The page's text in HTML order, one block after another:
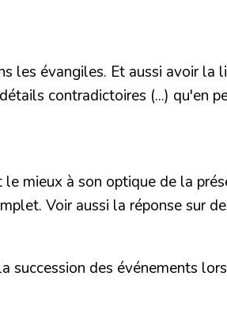
les évangiles. Et aussi avoir la
contradictoires (...) qu'en
mieux à son optique de la
Voir aussi la réponse sur
succession des événements